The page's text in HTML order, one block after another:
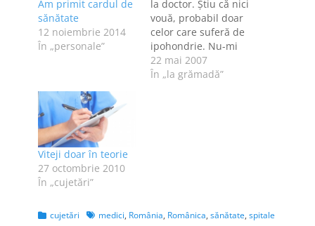
Am primit cardul de
sănătate
12 noiembrie 2014
În „personale”
la doctor. Ştiu că nici
vouă, probabil doar
celor care suferă de
ipohondrie. Nu-mi
place să merg la
doctor pentru că
22 mai 2007
În „la grămadă”
Viteji doar în teorie
27 octombrie 2010
În „cujetări”
Categories
cujetări Tagsmedici, România, Românica, sănătate, spitale